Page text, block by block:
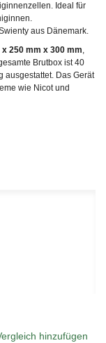
Ideal für
aus Dänemark.
250 mm x 300 mm,
Brutbox ist 40
ausgestattet. Das Gerät
wie Nicot und
hinzufügen